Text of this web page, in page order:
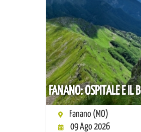
FANANO: OSPITALE E IL
Fanano (MO)
09 Ago 2026